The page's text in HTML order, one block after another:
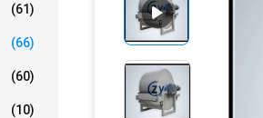
(61)
(66)
(60)
(10)